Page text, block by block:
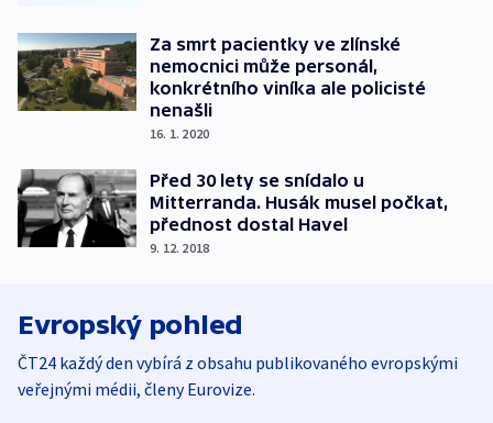
Za smrt pacientky ve zlínské
nemocnici může personál,
konkrétního viníka ale policisté
nenašli
16. 1. 2020
Před 30 lety se snídalo u
Mitterranda. Husák musel počkat,
přednost dostal Havel
9. 12. 2018
Evropský pohled
ČT24 každý den vybírá z obsahu publikovaného evropskými
veřejnými médii, členy Eurovize.